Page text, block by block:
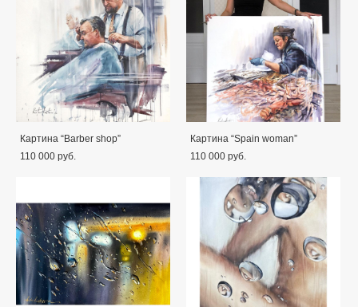
Картина “Barber shop”
110 000 pуб.
Картина “Spain woman”
110 000 pуб.